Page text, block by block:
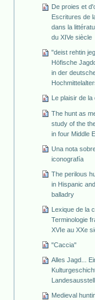
De proies et
Escritures de
dans la
du XIVe siècle
"deist rehtin
Höfische
in der
Le plaisir de
The hunt as
study of the
in four Middle
Una nota
iconografía
The perilous
in Hispanic
balladry
Lexique de la
Terminologie
XVIe au XXe
"Caccia"
Alles Jagd...
Medieval